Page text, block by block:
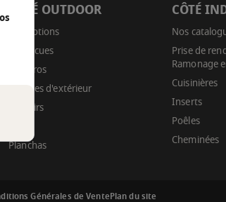
CÔTÉ OUTDOOR
Promotions
Barbecues
Braseros
Cuisines d'extérieur
Fumoirs
Planchas
CÔTÉ
Nos
Prise de
Ramonage
Cuisinières
Inserts
Poêles
Cheminées
Générales de VentePlan du site